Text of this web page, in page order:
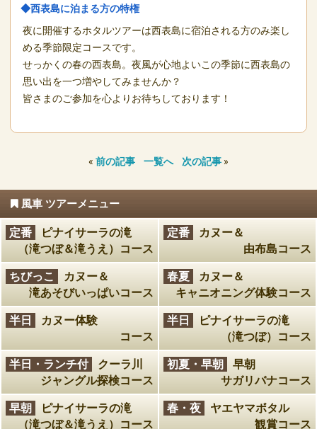
◆西表島に泊まる方の特権
夜に開催するホタルツアーは西表島に宿泊される方のみ楽し
める季節限定コースです。
せっかくの春の西表島。夜風が心地よいこの季節に西表島の
思い出を一つ増やしてみませんか？
皆さまのご参加を心よりお待ちしております！
« 前の記事 一覧へ 次の記事 »
風車 ツアーメニュー
定番
ピナイサーラの滝
（滝つぼ＆滝うえ）コース
定番
カヌー＆
由布島コース
ちびっこ
カヌー＆
滝あそびいっぱいコース
春夏
カヌー＆
キャニオニング体験コース
半日
カヌー体験
コース
半日
ピナイサーラの滝
（滝つぼ）コース
半日・ランチ付
クーラ川
ジャングル探検コース
初夏・早朝
早朝
サガリバナコース
早朝
ピナイサーラの滝
（滝つぼ＆滝うえ）コース
春・夜
ヤエヤマボタル
観賞コース